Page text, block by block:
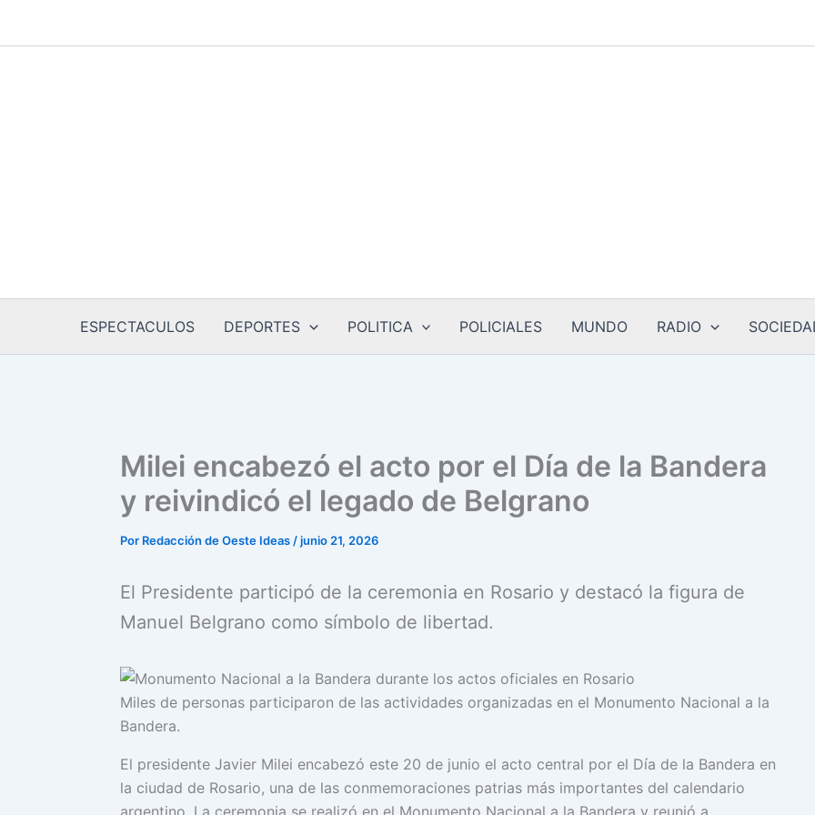
ESPECTACULOS DEPORTES POLITICA POLICIALES MUNDO RADIO
Milei encabezó el acto por el Día de la Bandera
y reivindicó el legado de Belgrano
Por Redacción de Oeste Ideas /junio 21, 2026
El Presidente participó de la ceremonia en Rosario y destacó la figura de
Manuel Belgrano como símbolo de libertad.
Miles de personas participaron de las actividades organizadas en el Monumento Nacional a la
Bandera.
El presidente Javier Milei encabezó este 20 de junio el acto central por el Día de la Bandera en
la ciudad de Rosario, una de las conmemoraciones patrias más importantes del calendario
argentino. La ceremonia se realizó en el Monumento Nacional a la Bandera y reunió a